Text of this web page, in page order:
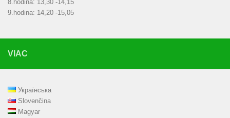
8.hodina: 13,30 -14,15
9.hodina: 14,20 -15,05
VIAC
Українська
Slovenčina
Magyar